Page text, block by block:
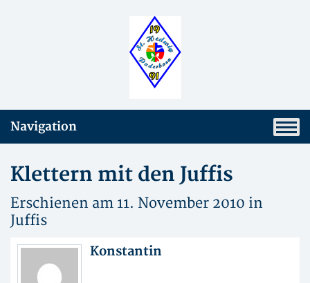
Navigation
Klettern mit den Juffis
Erschienen am 11. November 2010 in
Juffis
Konstantin